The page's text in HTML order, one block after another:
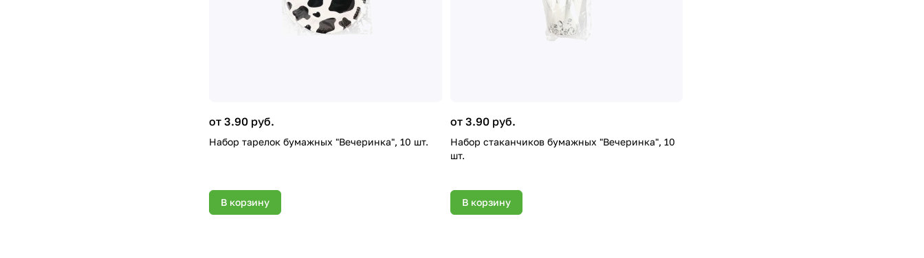
от 3.90 руб.
Набор тарелок бумажных "Вечеринка", 10 шт.
В корзину
от 3.90 руб.
Набор стаканчиков бумажных "Вечеринка", 10
шт.
В корзину